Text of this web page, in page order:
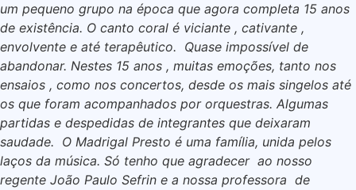
um pequeno grupo na época que agora completa 15 anos
de existência. O canto coral é viciante , cativante ,
envolvente e até terapêutico. Quase impossível de
abandonar. Nestes 15 anos , muitas emoções, tanto nos
ensaios , como nos concertos, desde os mais singelos até
os que foram acompanhados por orquestras. Algumas
partidas e despedidas de integrantes que deixaram
saudade. O Madrigal Presto é uma família, unida pelos
laços da música. Só tenho que agradecer ao nosso
regente João Paulo Sefrin e a nossa professora de